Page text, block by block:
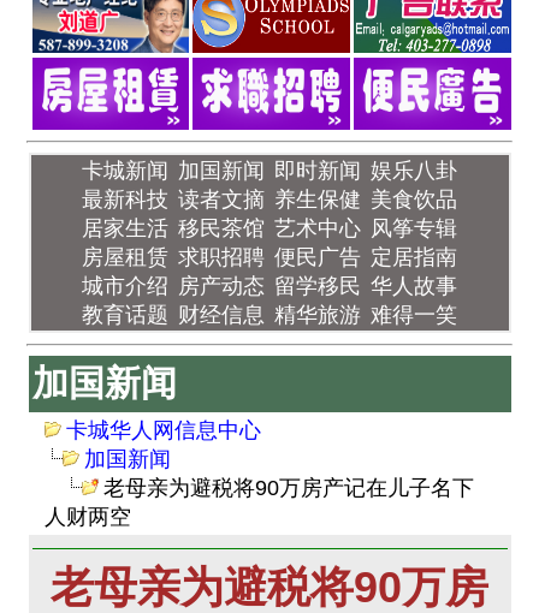
卡城新闻 加国新闻 即时新闻 娱乐八卦
最新科技 读者文摘 养生保健 美食饮品
居家生活 移民茶馆 艺术中心 风筝专辑
房屋租赁 求职招聘 便民广告 定居指南
城市介绍 房产动态 留学移民 华人故事
教育话题 财经信息 精华旅游 难得一笑
加国新闻
卡城华人网信息中心
加国新闻
老母亲为避税将90万房产记在儿子名下
人财两空
老母亲为避税将90万房